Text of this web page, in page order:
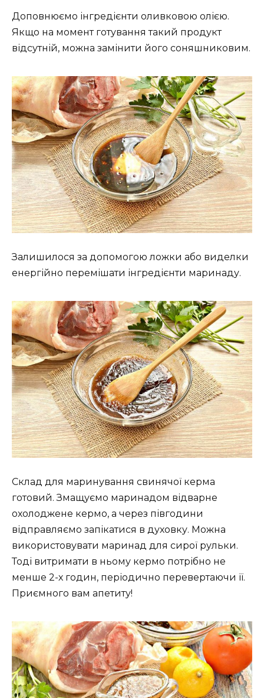
Доповнюємо інгредієнти оливковою олією.
Якщо на момент готування такий продукт
відсутній, можна замінити його соняшниковим.
Залишилося за допомогою ложки або виделки
енергійно перемішати інгредієнти маринаду.
Склад для маринування свинячої керма
готовий. Змащуємо маринадом відварне
охолоджене кермо, а через півгодини
відправляємо запікатися в духовку. Можна
використовувати маринад для сирої рульки.
Тоді витримати в ньому кермо потрібно не
менше 2-х годин, періодично перевертаючи її.
Приємного вам апетиту!